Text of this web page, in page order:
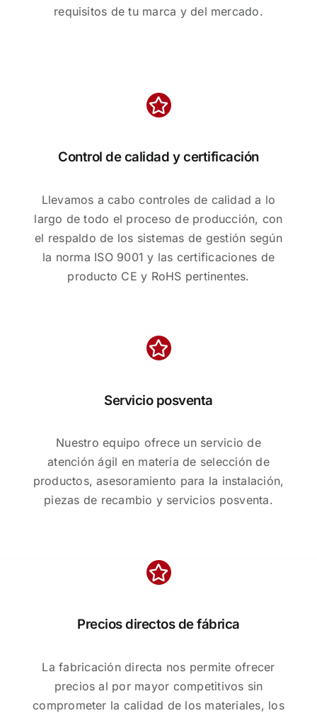
requisitos de tu marca y del mercado.
Control de calidad y certificación
Llevamos a cabo controles de calidad a lo
largo de todo el proceso de producción, con
el respaldo de los sistemas de gestión según
la norma ISO 9001 y las certificaciones de
producto CE y RoHS pertinentes.
Servicio posventa
Nuestro equipo ofrece un servicio de
atención ágil en materia de selección de
productos, asesoramiento para la instalación,
piezas de recambio y servicios posventa.
Precios directos de fábrica
La fabricación directa nos permite ofrecer
precios al por mayor competitivos sin
comprometer la calidad de los materiales, los